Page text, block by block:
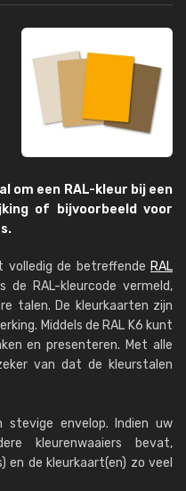
om een RAL-kleur bij een
of bijvoorbeeld voor
volledig de betreffende RAL
de RAL-kleurcode vermeld,
talen. De kleurkaarten zijn
Middels de RAL K6 kunt
en presenteren. Met alle
van dat de kleurstalen
envelop. Indien uw
kleurenwaaiers bevat,
en de kleurkaart(en) zo veel